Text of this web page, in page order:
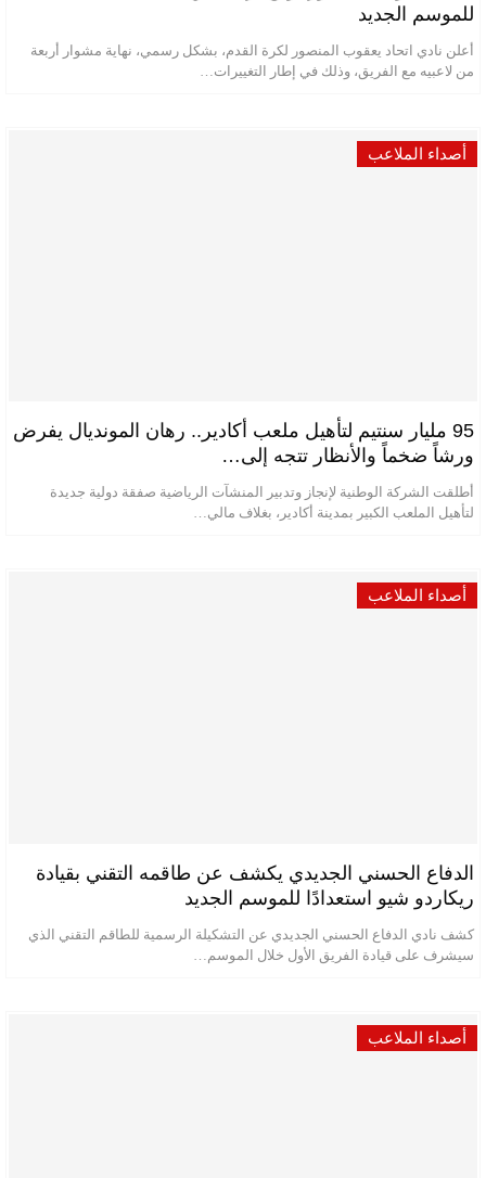
للموسم الجديد
أعلن نادي اتحاد يعقوب المنصور لكرة القدم، بشكل رسمي، نهاية مشوار أربعة
من لاعبيه مع الفريق، وذلك في إطار التغييرات…
أصداء الملاعب
95 مليار سنتيم لتأهيل ملعب أكادير.. رهان المونديال يفرض
ورشاً ضخماً والأنظار تتجه إلى…
أطلقت الشركة الوطنية لإنجاز وتدبير المنشآت الرياضية صفقة دولية جديدة
لتأهيل الملعب الكبير بمدينة أكادير، بغلاف مالي…
أصداء الملاعب
الدفاع الحسني الجديدي يكشف عن طاقمه التقني بقيادة
ريكاردو شيو استعدادًا للموسم الجديد
كشف نادي الدفاع الحسني الجديدي عن التشكيلة الرسمية للطاقم التقني الذي
سيشرف على قيادة الفريق الأول خلال الموسم…
أصداء الملاعب